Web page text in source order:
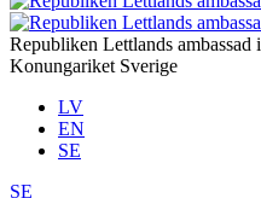
Republiken Lettlands ambassad i
Konungariket Sverige
LV
EN
SE
SE